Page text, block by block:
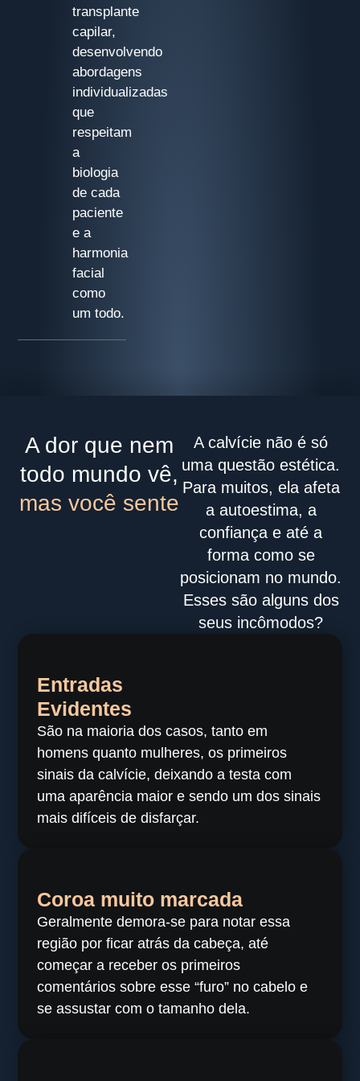
transplante
capilar,
desenvolvendo
abordagens
individualizadas
que
respeitam
a
biologia
de cada
paciente
e a
harmonia
facial
como
um todo.
A dor que nem
todo mundo vê,
mas você sente
A calvície não é só
uma questão estética.
Para muitos, ela afeta
a autoestima, a
confiança e até a
forma como se
posicionam no mundo.
Esses são alguns dos
seus incômodos?
Entradas
Evidentes
São na maioria dos casos, tanto em
homens quanto mulheres, os primeiros
sinais da calvície, deixando a testa com
uma aparência maior e sendo um dos sinais
mais difíceis de disfarçar.
Coroa muito marcada
Geralmente demora-se para notar essa
região por ficar atrás da cabeça, até
começar a receber os primeiros
comentários sobre esse “furo” no cabelo e
se assustar com o tamanho dela.